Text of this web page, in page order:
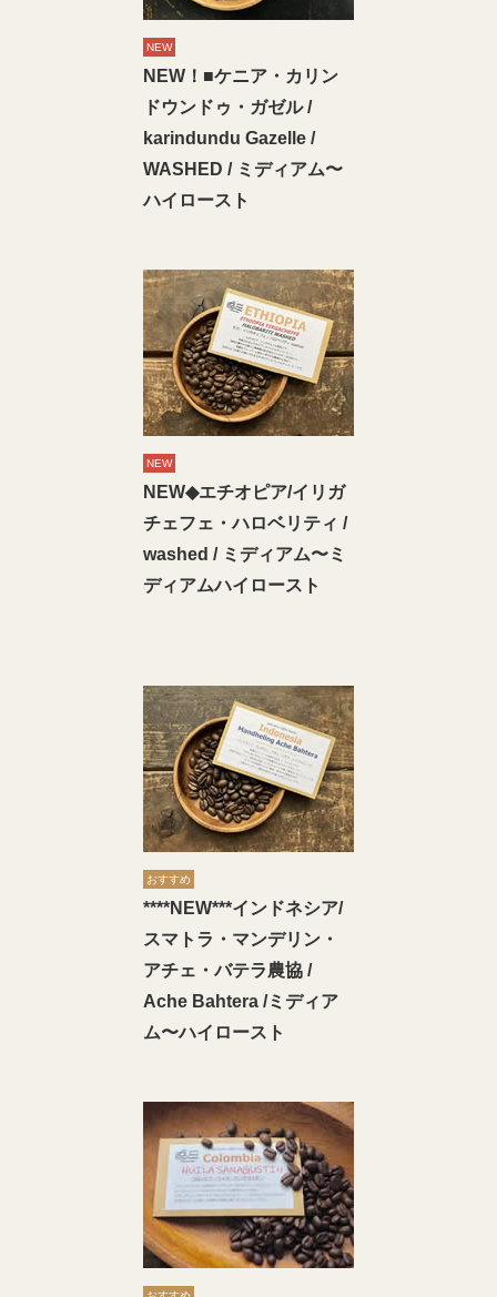
NEW
NEW！■ケニア・カリン
ドウンドゥ・ガゼル /
karindundu Gazelle /
WASHED / ミディアム〜
ハイロースト
NEW
NEW◆エチオピア/イリガ
チェフェ・ハロベリティ /
washed / ミディアム〜ミ
ディアムハイロースト
おすすめ
****NEW***インドネシア/
スマトラ・マンデリン・
アチェ・バテラ農協 /
Ache Bahtera /ミディア
ム〜ハイロースト